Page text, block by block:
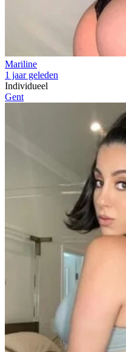
Mariline
1 jaar geleden
Individueel
Gent